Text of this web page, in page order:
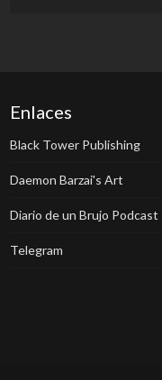
Enlaces
Black Tower Publishing
Daemon Barzai's Art
Diario de un Brujo Podcast
Telegram